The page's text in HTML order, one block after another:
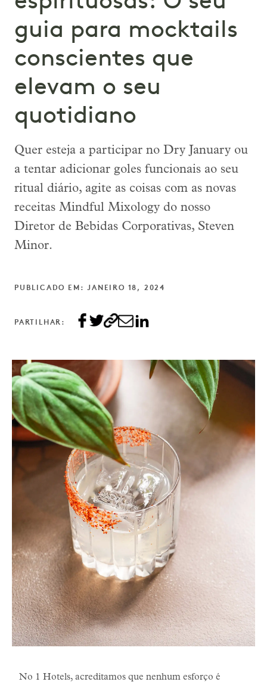
guia para mocktails
conscientes que
elevam o seu
quotidiano
Quer esteja a participar no Dry January ou
a tentar adicionar goles funcionais ao seu
ritual diário, agite as coisas com as novas
receitas Mindful Mixology do nosso
Diretor de Bebidas Corporativas, Steven
Minor.
PUBLICADO EM: JANEIRO 18, 2024
PARTILHAR:
No 1 Hotels, acreditamos que nenhum esforço é